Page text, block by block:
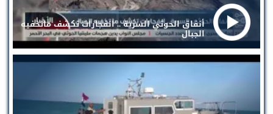
أنفاق الحوثي السرية .. انفجارات تكشف ماتخفيه
الجبال